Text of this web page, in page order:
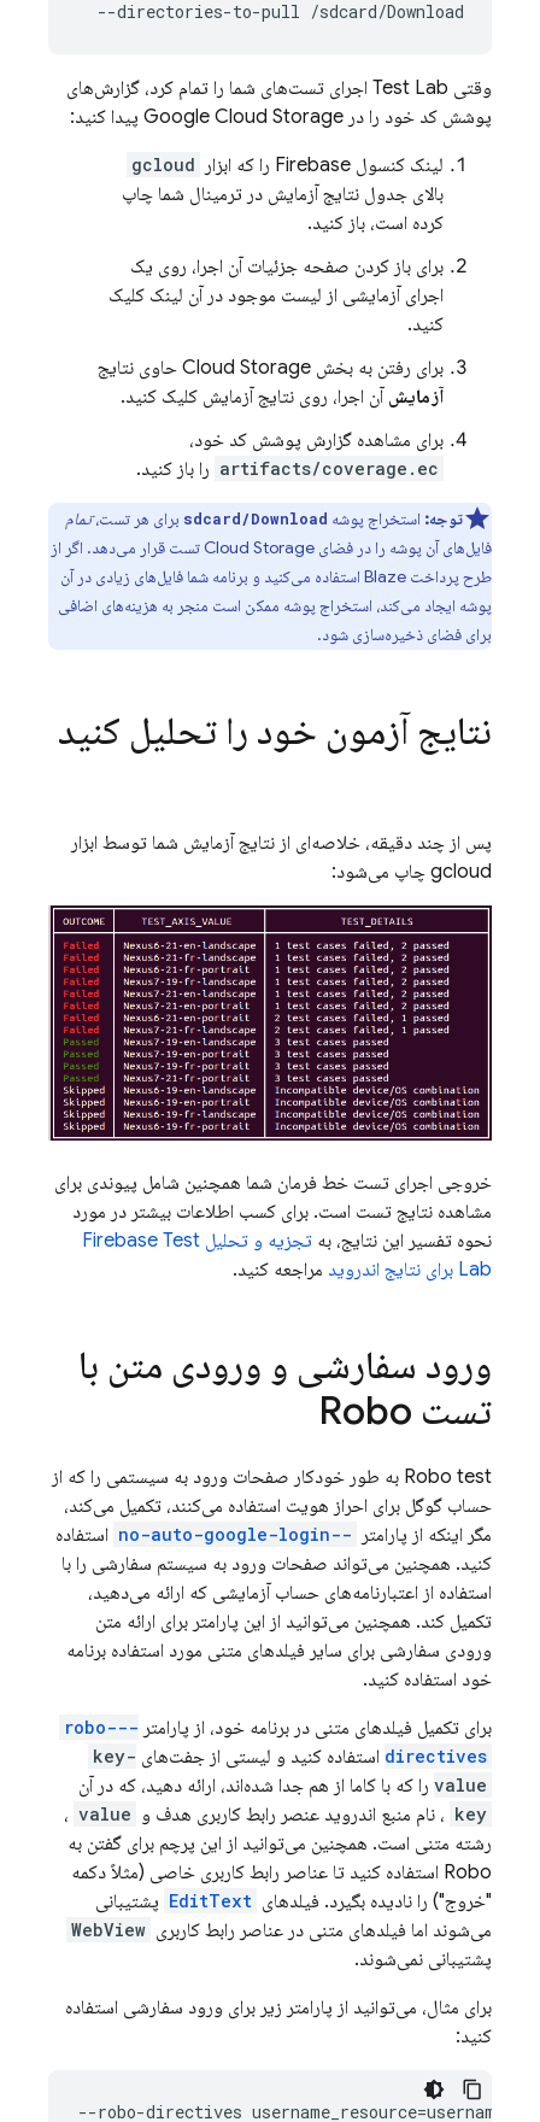
وقتی Test Lab اجرای تست‌های شما را تمام کرد، گزارش‌های
پوشش کد خود را در Google Cloud Storage پیدا کنید:
لینک کنسول Firebase را که ابزار gcloud
بالای جدول نتایج آزمایش در ترمینال شما چاپ
کرده است، باز کنید.
برای باز کردن صفحه جزئیات آن اجرا، روی یک
اجرای آزمایشی از لیست موجود در آن لینک کلیک
کنید.
برای رفتن به بخش Cloud Storage حاوی نتایج
آزمایش آن اجرا، روی نتایج آزمایش کلیک کنید.
برای مشاهده گزارش پوشش کد خود،
artifacts/coverage.ec را باز کنید.
توجه: استخراج پوشه sdcard/Download برای هر تست،تمام
فایل‌های آن پوشه را در فضای Cloud Storage تست قرار می‌دهد. اگر از
طرح پرداخت Blaze استفاده می‌کنید و برنامه شما فایل‌های زیادی در آن
پوشه ایجاد می‌کند، استخراج پوشه ممکن است منجر به هزینه‌های اضافی
برای فضای ذخیره‌سازی شود.
نتایج آزمون خود را تحلیل کنید
پس از چند دقیقه، خلاصه‌ای از نتایج آزمایش شما توسط ابزار
gcloud چاپ می‌شود:
خروجی اجرای تست خط فرمان شما همچنین شامل پیوندی برای
مشاهده نتایج تست است. برای کسب اطلاعات بیشتر در مورد
نحوه تفسیر این نتایج، به تجزیه و تحلیل Firebase Test
Lab برای نتایج اندروید مراجعه کنید.
ورود سفارشی و ورودی متن با
تست Robo
Robo test به طور خودکار صفحات ورود به سیستمی را که از
حساب گوگل برای احراز هویت استفاده می‌کنند، تکمیل می‌کند،
مگر اینکه از پارامتر
--no-auto-google-login
استفاده
کنید. همچنین می‌تواند صفحات ورود به سیستم سفارشی را با
استفاده از اعتبارنامه‌های حساب آزمایشی که ارائه می‌دهید،
تکمیل کند. همچنین می‌توانید از این پارامتر برای ارائه متن
ورودی سفارشی برای سایر فیلدهای متنی مورد استفاده برنامه
خود استفاده کنید.
برای تکمیل فیلدهای متنی در برنامه خود، از پارامتر
--robo-
directives استفاده کنید و لیستی از جفت‌های key-
value را که با کاما از هم جدا شده‌اند، ارائه دهید، که در آن
key ، نام منبع اندروید عنصر رابط کاربری هدف و value ،
رشته متنی است. همچنین می‌توانید از این پرچم برای گفتن به
Robo استفاده کنید تا عناصر رابط کاربری خاصی (مثلاً دکمه
"خروج") را نادیده بگیرد. فیلدهای EditText پشتیبانی
می‌شوند اما فیلدهای متنی در عناصر رابط کاربری WebView
پشتیبانی نمی‌شوند.
برای مثال، می‌توانید از پارامتر زیر برای ورود سفارشی استفاده
کنید: